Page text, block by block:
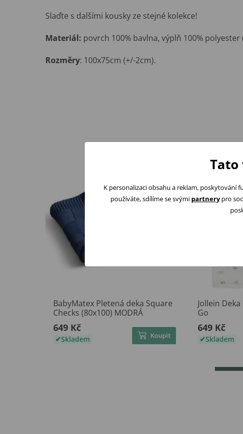
Slaďte s dalšími kousky ze stejné kolekce!
Materiál: povrch 100% bavlna, výplň 100% polyester
Rozměry: 100x75cm (+/-2cm).
BabyMatex Pletená deka Square
Checks (80x100) MODRÁ
649 Kč
Skladem Koupit
Jollein
Go
649 Kč
Skladem
Tato
K personalizaci obsahu a reklam, poskytování
používáte, sdílíme se svými partnerypro